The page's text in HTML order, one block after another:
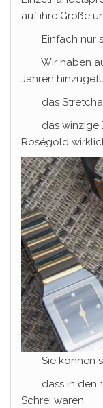
auf ihre Größe
Einfach nur
Wir haben
Jahren
das
das winzige
Roségold
Sie können
dass in den
Schrei waren.